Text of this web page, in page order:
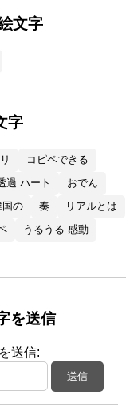
文字
字
コピペできる
景透過 ハート
おでん
国の 奏
リアルとは
ペ
うるうる 感動
字を送信
を送信:
送信